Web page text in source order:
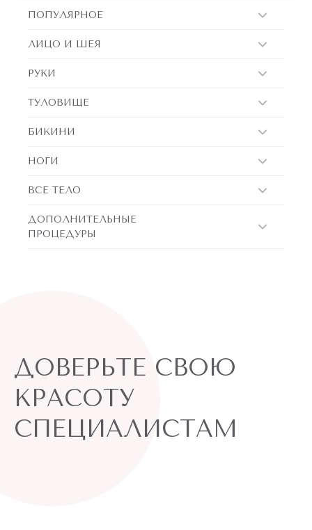
ПОПУЛЯРНОЕ
ЛИЦО И ШЕЯ
РУКИ
ТУЛОВИЩЕ
БИКИНИ
НОГИ
ВСЕ ТЕЛО
ДОПОЛНИТЕЛЬНЫЕ
ПРОЦЕДУРЫ
ДОВЕРЬТЕ СВОЮ
КРАСОТУ
СПЕЦИАЛИСТАМ